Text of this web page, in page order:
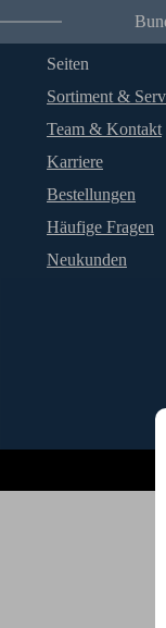
Seiten
Sortiment &
Team & Kontakt
Karriere
Bestellungen
Häufige Fragen
Neukunden